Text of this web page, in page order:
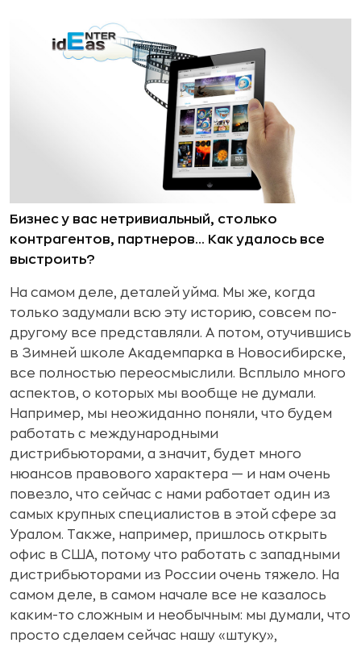
Бизнес у вас нетривиальный, столько
контрагентов, партнеров… Как удалось все
выстроить?
На самом деле, деталей уйма. Мы же, когда
только задумали всю эту историю, совсем по-
другому все представляли. А потом, отучившись
в Зимней школе Академпарка в Новосибирске,
все полностью переосмыслили. Всплыло много
аспектов, о которых мы вообще не думали.
Например, мы неожиданно поняли, что будем
работать с международными
дистрибьюторами, а значит, будет много
нюансов правового характера — и нам очень
повезло, что сейчас с нами работает один из
самых крупных специалистов в этой сфере за
Уралом. Также, например, пришлось открыть
офис в США, потому что работать с западными
дистрибьюторами из России очень тяжело. На
самом деле, в самом начале все не казалось
каким-то сложным и необычным: мы думали, что
просто сделаем сейчас нашу «штуку»,